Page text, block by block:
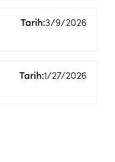
Tarih:3/9/2026
Tarih:1/27/2026